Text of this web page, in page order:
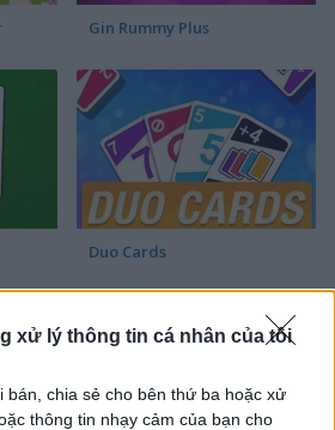
xử lý thông tin cá nhân của tôi
bán, chia sẻ cho bên thứ ba hoặc xử
thông tin nhạy cảm của bạn cho
Gin Rummy Plus
Duo Cards